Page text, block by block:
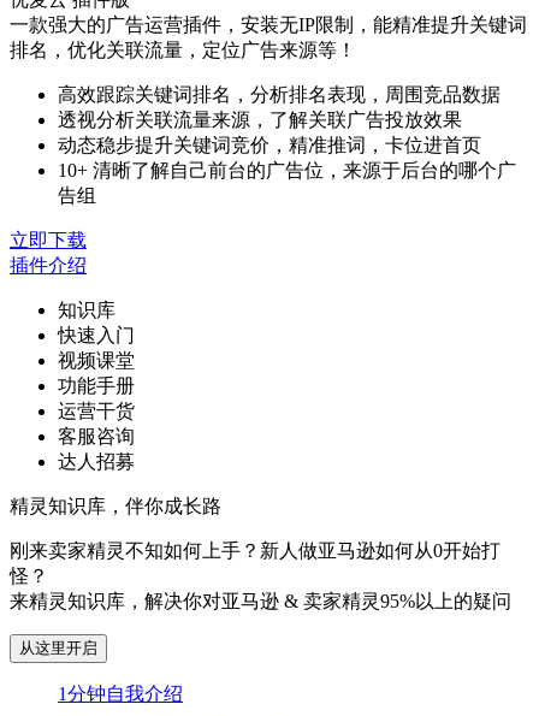
一款强大的广告运营插件，安装无IP限制，能精准提升关键词
排名，优化关联流量，定位广告来源等！
高效跟踪关键词排名，分析排名表现，周围竞品数据
透视分析关联流量来源，了解关联广告投放效果
动态稳步提升关键词竞价，精准推词，卡位进首页
10+ 清晰了解自己前台的广告位，来源于后台的哪个广
告组
立即下载
插件介绍
知识库
快速入门
视频课堂
功能手册
运营干货
客服咨询
达人招募
精灵知识库，伴你成长路
刚来卖家精灵不知如何上手？新人做亚马逊如何从0开始打
怪？
来精灵知识库，解决你对亚马逊 & 卖家精灵95%以上的疑问
从这里开启
1分钟自我介绍